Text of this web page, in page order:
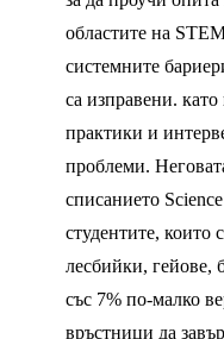
областите на
системните
са изправени.
практики и
проблеми.
списанието
студентите, които
лесбийки, гейове,
със 7% по-малко
връстници да